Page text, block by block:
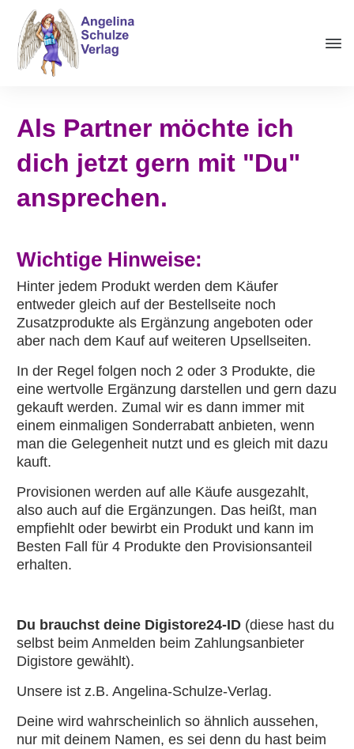
Als Partner möchte ich
dich jetzt gern mit "Du"
ansprechen.
Wichtige Hinweise:
Hinter jedem Produkt werden dem Käufer
entweder gleich auf der Bestellseite noch
Zusatzprodukte als Ergänzung angeboten oder
aber nach dem Kauf auf weiteren Upsellseiten.
In der Regel folgen noch 2 oder 3 Produkte, die
eine wertvolle Ergänzung darstellen und gern dazu
gekauft werden. Zumal wir es dann immer mit
einem einmaligen Sonderrabatt anbieten, wenn
man die Gelegenheit nutzt und es gleich mit dazu
kauft.
Provisionen werden auf alle Käufe ausgezahlt,
also auch auf die Ergänzungen. Das heißt, man
empfiehlt oder bewirbt ein Produkt und kann im
Besten Fall für 4 Produkte den Provisionsanteil
erhalten.
Du brauchst deine Digistore24-ID (diese hast du
selbst beim Anmelden beim Zahlungsanbieter
Digistore gewählt).
Unsere ist z.B. Angelina-Schulze-Verlag.
Deine wird wahrscheinlich so ähnlich aussehen,
nur mit deinem Namen, es sei denn du hast beim